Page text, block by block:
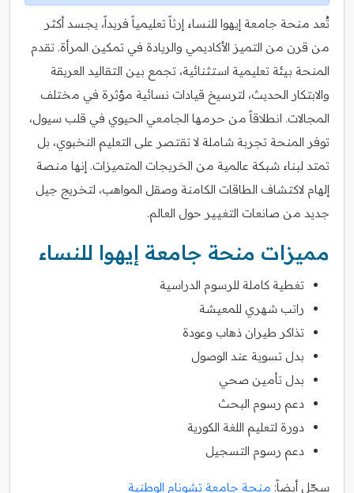
تُعد منحة جامعة إيهوا للنساء إرثاً تعليمياً فريداً، يجسد أكثر
من قرن من التميز الأكاديمي والريادة في تمكين المرأة. تقدم
المنحة بيئة تعليمية استثنائية، تجمع بين التقاليد العريقة
والابتكار الحديث، لترسيخ قيادات نسائية مؤثرة في مختلف
المجالات. انطلاقاً من حرمها الجامعي الحيوي في قلب سيول،
توفر المنحة تجربة شاملة لا تقتصر على التعليم النخبوي، بل
تمتد لبناء شبكة عالمية من الخريجات المتميزات. إنها منصة
إلهام لاكتشاف الطاقات الكامنة وصقل المواهب، لتخريج جيل
جديد من صانعات التغيير حول العالم.
مميزات منحة جامعة إيهوا للنساء
تغطية كاملة للرسوم الدراسية
راتب شهري للمعيشة
تذاكر طيران ذهاب وعودة
بدل تسوية عند الوصول
بدل تأمين صحي
دعم رسوم البحث
دورة لتعليم اللغة الكورية
دعم رسوم التسجيل
سجّل أيضاً: منحة جامعة تشونام الوطنية